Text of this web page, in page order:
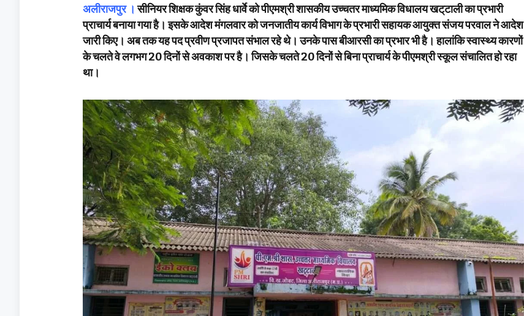
अलीराजपुर ।सीनियर शिक्षक कुंवर सिंह धार्वे को पीएमश्री शासकीय उच्चतर माध्यमिक विधालय खट्‌टाली का प्रभारी
प्राचार्य बनाया गया है। इसके आदेश मंगलवार को जनजातीय कार्य विभाग के प्रभारी सहायक आयुक्त संजय परवाल ने आदेश
जारी किए। अब तक यह पद प्रवीण प्रजापत संभाल रहे थे। उनके पास बीआरसी का प्रभार भी है। हालांकि स्वास्थ्य कारणों
के चलते वे लगभग 20 दिनों से अवकाश पर है। जिसके चलते 20 दिनों से बिना प्राचार्य के पीएमश्री स्कूल संचालित हो रहा
था।